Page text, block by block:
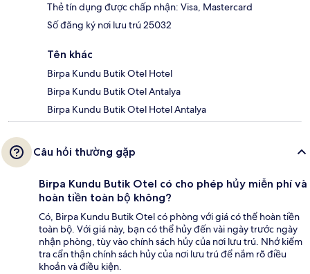
Thẻ tín dụng được chấp nhận: Visa, Mastercard
Số đăng ký nơi lưu trú 25032
Tên khác
Birpa Kundu Butik Otel Hotel
Birpa Kundu Butik Otel Antalya
Birpa Kundu Butik Otel Hotel Antalya
Câu hỏi thường gặp
Birpa Kundu Butik Otel có cho phép hủy miễn phí và
hoàn tiền toàn bộ không?
Có, Birpa Kundu Butik Otel có phòng với giá có thể hoàn tiền
toàn bộ. Với giá này, bạn có thể hủy đến vài ngày trước ngày
nhận phòng, tùy vào chính sách hủy của nơi lưu trú. Nhớ kiểm
tra cẩn thận chính sách hủy của nơi lưu trú để nắm rõ điều
khoản và điều kiện.